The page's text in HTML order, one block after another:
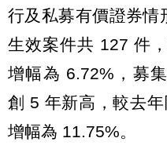
行及私募有價證券情
生效案件共 127 件
增幅為 6.72%，募
創 5 年新高，較去年
增幅為 11.75%。